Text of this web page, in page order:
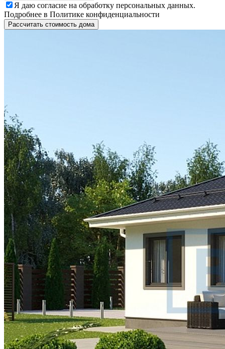
Я даю согласие на обработку персональных данных.
Подробнее в Политике конфиденциальности
Рассчитать стоимость дома